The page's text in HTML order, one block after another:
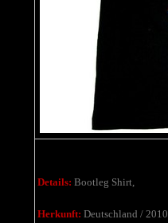
Details: Bootleg Shirt,
Herkunft: Deutschland / 2010